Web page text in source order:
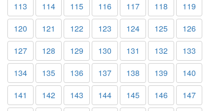
113
114 115 116 117 118
119
120
121 122 123 124 125
126
127
128 129 130 131 132
133
134
135 136 137 138 139
140
141
142 143 144 145 146
147